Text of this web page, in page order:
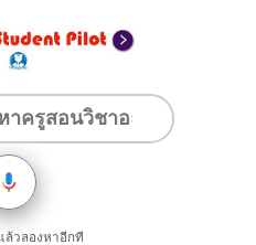
ล้วลองหาอีกที